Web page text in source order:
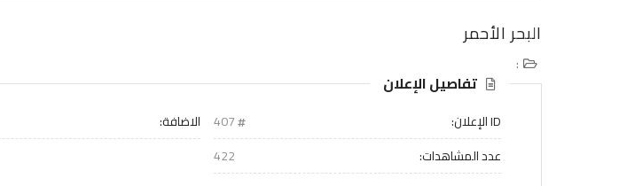
البحر الأحمر
:
تفاصيل الإعلان
ID الإعلان: الاضافة:
عدد المشاهدات:
422